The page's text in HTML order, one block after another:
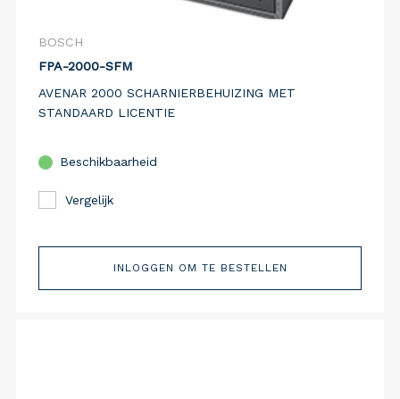
BOSCH
FPA-2000-SFM
AVENAR 2000 SCHARNIERBEHUIZING MET
STANDAARD LICENTIE
Beschikbaarheid
Vergelijk
INLOGGEN OM TE BESTELLEN